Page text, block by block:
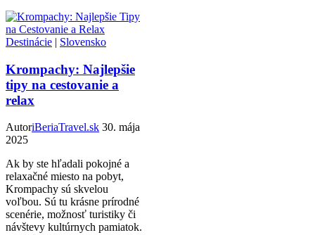
Destinácie | Slovensko
Krompachy: Najlepšie
tipy na cestovanie a
relax
AutoriBeriaTravel.sk 30. mája
2025
Ak by ste hľadali pokojné a
relaxačné miesto na pobyt,
Krompachy sú skvelou
voľbou. Sú tu krásne prírodné
scenérie, možnosť turistiky či
návštevy kultúrnych pamiatok.